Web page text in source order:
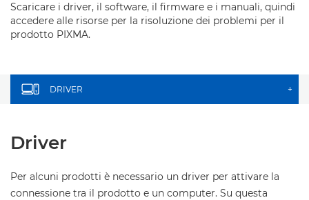
Scaricare i driver, il software, il firmware e i manuali, quindi
accedere alle risorse per la risoluzione dei problemi per il
prodotto PIXMA.
DRIVER +
Driver
Per alcuni prodotti è necessario un driver per attivare la
connessione tra il prodotto e un computer. Su questa